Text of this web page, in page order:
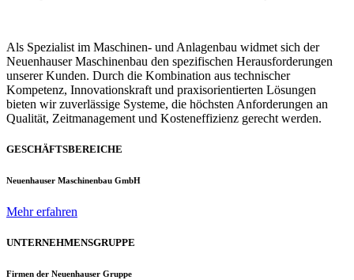
Als Spezialist im Maschinen- und Anlagenbau widmet sich der
Neuenhauser Maschinenbau den spezifischen Herausforderungen
unserer Kunden. Durch die Kombination aus technischer
Kompetenz, Innovationskraft und praxisorientierten Lösungen
bieten wir zuverlässige Systeme, die höchsten Anforderungen an
Qualität, Zeitmanagement und Kosteneffizienz gerecht werden.
GESCHÄFTSBEREICHE
Neuenhauser Maschinenbau GmbH
Mehr erfahren
UNTERNEHMENSGRUPPE
Firmen der Neuenhauser Gruppe